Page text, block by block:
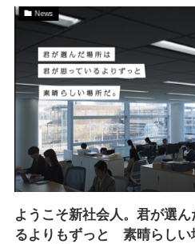
News
ようこそ新社会人。君が選
るよりもずっと 素晴らしい